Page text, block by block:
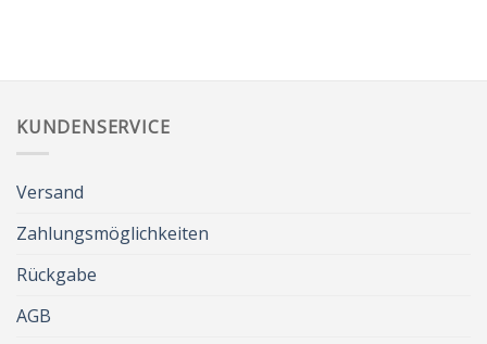
KUNDENSERVICE
Versand
Zahlungsmöglichkeiten
Rückgabe
AGB